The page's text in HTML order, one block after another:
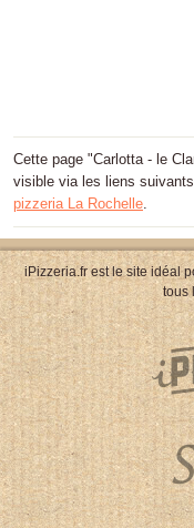
Cette page "Carlotta - le
visible via les liens
pizzeria La Rochelle
iPizzeria.fr est le site idéal
tous